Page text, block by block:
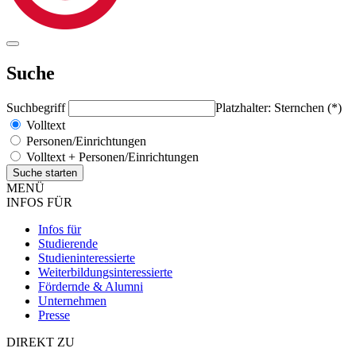
Suche
Suchbegriff
Platzhalter: Sternchen (*)
Volltext
Personen/Einrichtungen
Volltext + Personen/Einrichtungen
MENÜ
INFOS FÜR
Infos für
Studierende
Studieninteressierte
Weiterbildungsinteressierte
Fördernde & Alumni
Unternehmen
Presse
DIREKT ZU